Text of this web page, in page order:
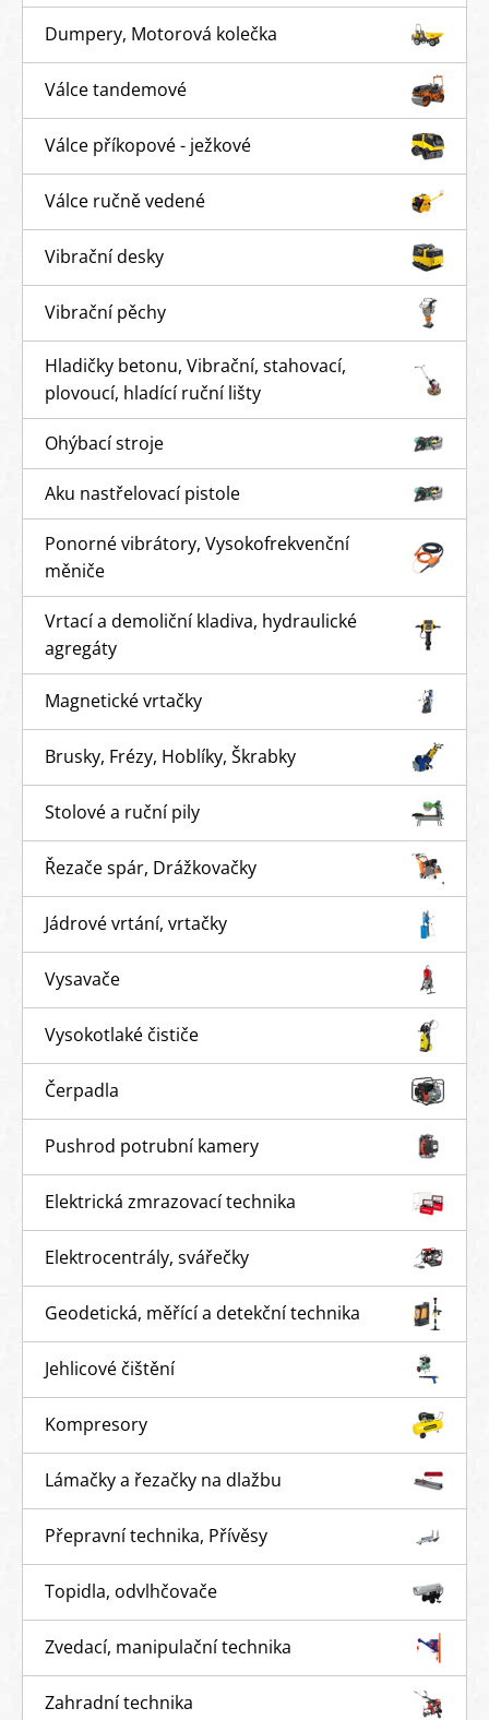
Dumpery, Motorová kolečka
Válce tandemové
Válce příkopové - ježkové
Válce ručně vedené
Vibrační desky
Vibrační pěchy
Hladičky betonu, Vibrační, stahovací,
plovoucí, hladící ruční lišty
Ohýbací stroje
Aku nastřelovací pistole
Ponorné vibrátory, Vysokofrekvenční
měniče
Vrtací a demoliční kladiva, hydraulické
agregáty
Magnetické vrtačky
Brusky, Frézy, Hoblíky, Škrabky
Stolové a ruční pily
Řezače spár, Drážkovačky
Jádrové vrtání, vrtačky
Vysavače
Vysokotlaké čističe
Čerpadla
Pushrod potrubní kamery
Elektrická zmrazovací technika
Elektrocentrály, svářečky
Geodetická, měřící a detekční technika
Jehlicové čištění
Kompresory
Lámačky a řezačky na dlažbu
Přepravní technika, Přívěsy
Topidla, odvlhčovače
Zvedací, manipulační technika
Zahradní technika